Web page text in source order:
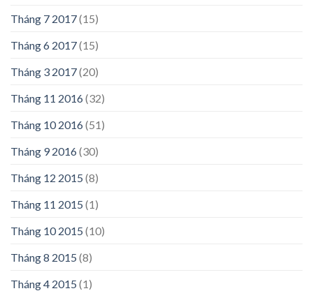
Tháng 7 2017(15)
Tháng 6 2017(15)
Tháng 3 2017(20)
Tháng 11 2016(32)
Tháng 10 2016(51)
Tháng 9 2016(30)
Tháng 12 2015 (8)
Tháng 11 2015 (1)
Tháng 10 2015 (10)
Tháng 8 2015 (8)
Tháng 4 2015 (1)